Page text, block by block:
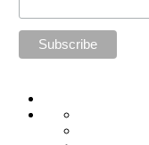
Administración